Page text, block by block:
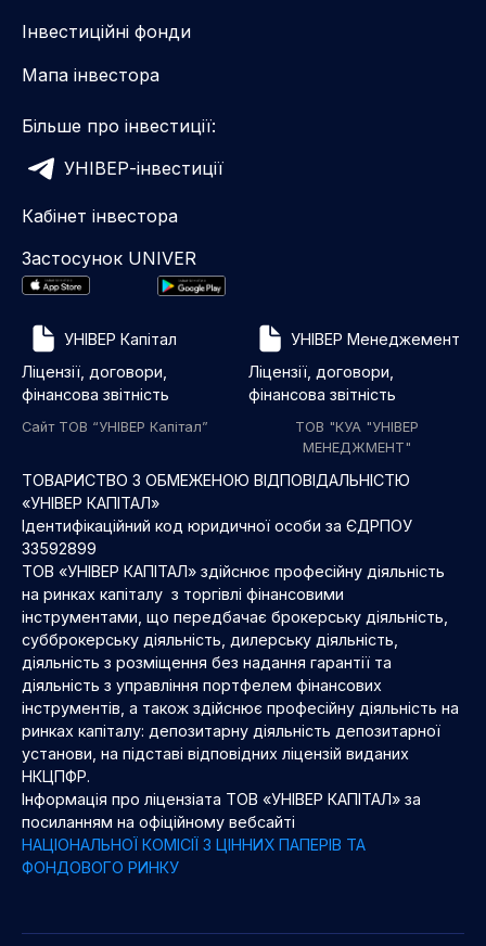
Інвестиційні фонди
Мапа інвестора
Більше про інвестиції:
УНІВЕР-інвестиції
Кабінет інвестора
Застосунок UNIVER
УНІВЕР Капітал
Ліцензії, договори,
фінансова звітність
Сайт ТОВ “УНІВЕР Капітал”
УНІВЕР Менеджемент
Ліцензії, договори,
фінансова звітність
ТОВ "КУА "УНІВЕР
МЕНЕДЖМЕНТ"
ТОВАРИСТВО З ОБМЕЖЕНОЮ ВІДПОВІДАЛЬНІСТЮ
«УНІВЕР КАПІТАЛ»
Ідентифікаційний код юридичної особи за ЄДРПОУ
33592899
ТОВ «УНІВЕР КАПІТАЛ» здійснює професійну діяльність
на ринках капіталу з торгівлі фінансовими
інструментами, що передбачає брокерську діяльність,
субброкерську діяльність, дилерську діяльність,
діяльність з розміщення без надання гарантії та
діяльність з управління портфелем фінансових
інструментів, а також здійснює професійну діяльність на
ринках капіталу: депозитарну діяльність депозитарної
установи, на підставі відповідних ліцензій виданих
НКЦПФР.
Інформація про ліцензіата ТОВ «УНІВЕР КАПІТАЛ» за
посиланням на офіційному вебсайті
НАЦІОНАЛЬНОЇ КОМІСІЇ З ЦІННИХ ПАПЕРІВ ТА
ФОНДОВОГО РИНКУ